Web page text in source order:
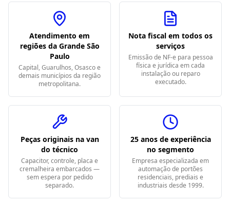
Atendimento em
regiões da Grande São
Paulo
Capital, Guarulhos, Osasco e
demais municípios da região
metropolitana.
Nota fiscal em todos os
serviços
Emissão de NF-e para pessoa
física e jurídica em cada
instalação ou reparo
executado.
Peças originais na van
do técnico
Capacitor, controle, placa e
cremalheira embarcados —
sem espera por pedido
separado.
25 anos de experiência
no segmento
Empresa especializada em
automação de portões
residenciais, prediais e
industriais desde 1999.